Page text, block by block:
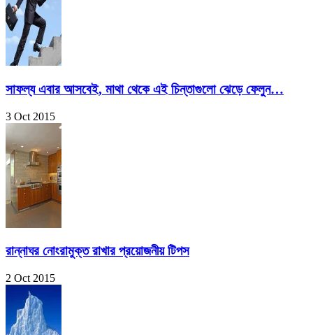
সাফল্য এবার আসবেই, মাথা থেকে এই চিন্তাগুলো ঝেড়ে ফেলুন…
3 Oct 2015
রান্নাঘর নোংরামুক্ত রাখার প্রয়োজনীয় টিপস
2 Oct 2015